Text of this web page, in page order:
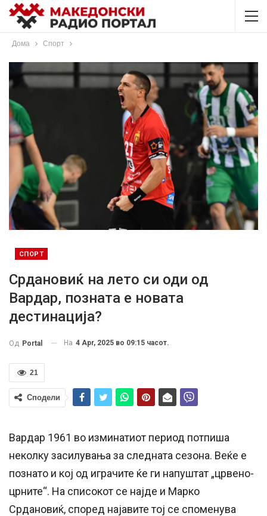
Дома Спорт
СПОРТ
Срдановиќ на лето си оди од
Вардар, позната е новата
дестинација?
Од Portal На 4 Apr, 2025 во 09:15 часот.
21
Сподели
Вардар 1961 во изминатиот период потпиша
неколку засилувања за следната сезона. Веќе е
познато и кој од играчите ќе ги напуштат „црвено-
црните“. На списокот се најде и Марко
Срдановиќ, според најавите тој се споменува